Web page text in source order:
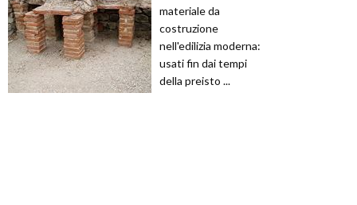
materiale da
costruzione
nell'edilizia moderna:
usati fin dai tempi
della preisto ...